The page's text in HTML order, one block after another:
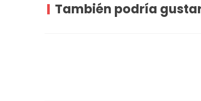
También podría